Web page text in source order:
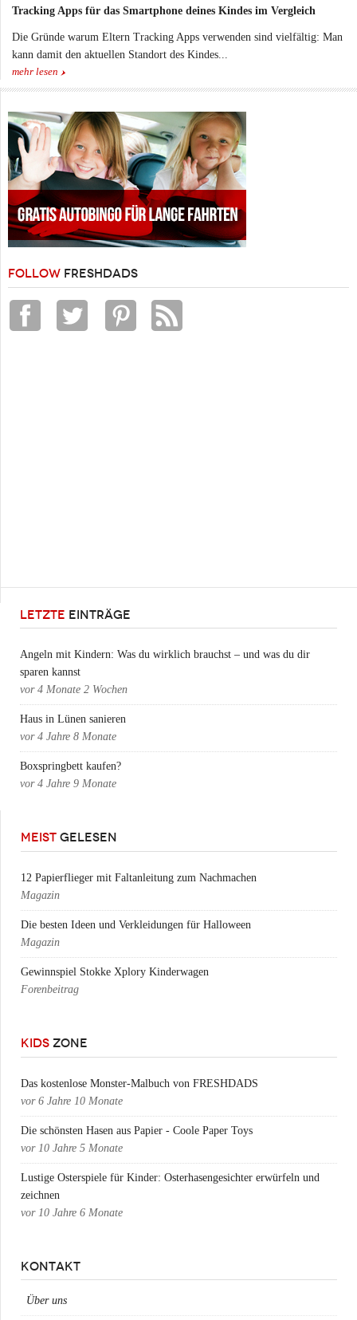
Tracking Apps für das Smartphone deines Kindes im Vergleich
Die Gründe warum Eltern Tracking Apps verwenden sind vielfältig: Man
kann damit den aktuellen Standort des Kindes...
mehr lesen
FOLLOW FRESHDADS
LETZTE EINTRÄGE
Angeln mit Kindern: Was du wirklich brauchst – und was du dir
sparen kannst
vor 4 Monate 2 Wochen
Haus in Lünen sanieren
vor 4 Jahre 8 Monate
Boxspringbett kaufen?
vor 4 Jahre 9 Monate
MEIST GELESEN
12 Papierflieger mit Faltanleitung zum Nachmachen
Magazin
Die besten Ideen und Verkleidungen für Halloween
Magazin
Gewinnspiel Stokke Xplory Kinderwagen
Forenbeitrag
KIDS ZONE
Das kostenlose Monster-Malbuch von FRESHDADS
vor 6 Jahre 10 Monate
Die schönsten Hasen aus Papier - Coole Paper Toys
vor 10 Jahre 5 Monate
Lustige Osterspiele für Kinder: Osterhasengesichter erwürfeln und
zeichnen
vor 10 Jahre 6 Monate
KONTAKT
Über uns